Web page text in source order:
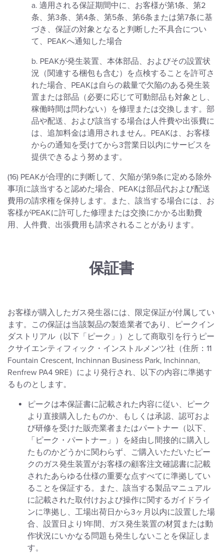
a. 適用される保証期間中に、お客様が第1条、第2
条、第3条、第4条、第5条、第6条または第7条に基
づき、保証の対象となると判断した不具合につい
て、PEAKへ通知した場合
b. PEAKが発生装置、本体部品、およびその設置状
況（関連する梱包も含む）を点検することを許可さ
れた場合、PEAKは自らの裁量で欠陥のある発生装
置または部品（必要に応じて可動部品も対象とし、
稼働時間は問わない）を修理または交換します。部
品や配送、および該当する場合は人件費や出張費に
は、追加料金は適用されません。PEAKは、お客様
からの通知を受けてから3営業日以内にサービスを
提供できるよう努めます。
(16) PEAKが合理的に判断して、欠陥が第9条に定める除外
事項に該当すると認めた場合、PEAKは部品代および配送
費用の請求権を保持します。また、該当する場合には、お
客様がPEAKに許可した修理または交換にかかる出動費
用、人件費、出張費用も請求されることがあります。
保証書
お客様が購入したガス発生器には、限定保証が付属してい
ます。この保証は当該製品の製造業者であり、ピークイン
ダストリアル（以下「ピーク」）として商取引を行うピー
クサイエンティフィック・インストルメンツ社（住所：11
Fountain Crescent, Inchinnan Business Park, Inchinnan,
Renfrew PA4 9RE）により発行され、以下の内容に準拠す
るものとします。
ピークは本保証書に記載された内容に従い、ピーク
より直接購入したものか、もしくは承認、認可およ
び研修を受けた販売業者またはパートナー（以下、
「ピーク・パートナー」）を経由し間接的に購入し
たものかどうかに関わらず、ご購入いただいたピー
クのガス発生装置がお客様の顧客注文確認書に記載
されたあらゆる仕様の重要な点すべてに準拠してい
ることを保証する。また、該当する製品マニュアル
に記載された取付けおよび操作に関するガイドライ
ンに準拠し、工場出荷日から3ヶ月以内に設置した場
合、設置日より1年間、ガス発生装置の材質または動
作状況にいかなる問題も発生しないことを保証しま
す。